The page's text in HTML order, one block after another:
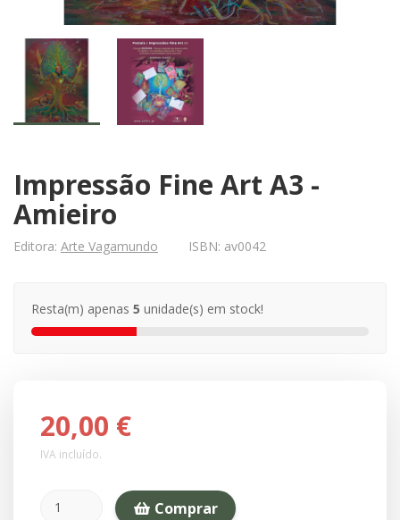
Impressão Fine Art A3 -
Amieiro
Editora: Arte Vagamundo ISBN: av0042
Resta(m) apenas 5 unidade(s) em stock!
20,00 €
IVA incluído.
Comprar